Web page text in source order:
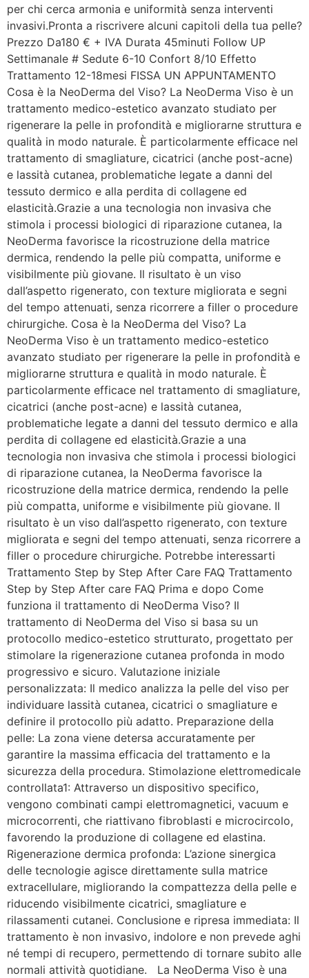
per chi cerca armonia e uniformità senza interventi
invasivi.Pronta a riscrivere alcuni capitoli della tua pelle?
Prezzo Da180 € + IVA Durata 45minuti Follow UP
Settimanale # Sedute 6-10 Confort 8/10 Effetto
Trattamento 12-18mesi FISSA UN APPUNTAMENTO
Cosa è la NeoDerma del Viso? La NeoDerma Viso è un
trattamento medico-estetico avanzato studiato per
rigenerare la pelle in profondità e migliorarne struttura e
qualità in modo naturale. È particolarmente efficace nel
trattamento di smagliature, cicatrici (anche post-acne)
e lassità cutanea, problematiche legate a danni del
tessuto dermico e alla perdita di collagene ed
elasticità.Grazie a una tecnologia non invasiva che
stimola i processi biologici di riparazione cutanea, la
NeoDerma favorisce la ricostruzione della matrice
dermica, rendendo la pelle più compatta, uniforme e
visibilmente più giovane. Il risultato è un viso
dall’aspetto rigenerato, con texture migliorata e segni
del tempo attenuati, senza ricorrere a filler o procedure
chirurgiche. Cosa è la NeoDerma del Viso? La
NeoDerma Viso è un trattamento medico-estetico
avanzato studiato per rigenerare la pelle in profondità e
migliorarne struttura e qualità in modo naturale. È
particolarmente efficace nel trattamento di smagliature,
cicatrici (anche post-acne) e lassità cutanea,
problematiche legate a danni del tessuto dermico e alla
perdita di collagene ed elasticità.Grazie a una
tecnologia non invasiva che stimola i processi biologici
di riparazione cutanea, la NeoDerma favorisce la
ricostruzione della matrice dermica, rendendo la pelle
più compatta, uniforme e visibilmente più giovane. Il
risultato è un viso dall’aspetto rigenerato, con texture
migliorata e segni del tempo attenuati, senza ricorrere a
filler o procedure chirurgiche. Potrebbe interessarti
Trattamento Step by Step After Care FAQ Trattamento
Step by Step After care FAQ Prima e dopo Come
funziona il trattamento di NeoDerma Viso? Il
trattamento di NeoDerma del Viso si basa su un
protocollo medico-estetico strutturato, progettato per
stimolare la rigenerazione cutanea profonda in modo
progressivo e sicuro. Valutazione iniziale
personalizzata: Il medico analizza la pelle del viso per
individuare lassità cutanea, cicatrici o smagliature e
definire il protocollo più adatto. Preparazione della
pelle: La zona viene detersa accuratamente per
garantire la massima efficacia del trattamento e la
sicurezza della procedura. Stimolazione elettromedicale
controllata1: Attraverso un dispositivo specifico,
vengono combinati campi elettromagnetici, vacuum e
microcorrenti, che riattivano fibroblasti e microcircolo,
favorendo la produzione di collagene ed elastina.
Rigenerazione dermica profonda: L’azione sinergica
delle tecnologie agisce direttamente sulla matrice
extracellulare, migliorando la compattezza della pelle e
riducendo visibilmente cicatrici, smagliature e
rilassamenti cutanei. Conclusione e ripresa immediata: Il
trattamento è non invasivo, indolore e non prevede aghi
né tempi di recupero, permettendo di tornare subito alle
normali attività quotidiane. La NeoDerma Viso è una